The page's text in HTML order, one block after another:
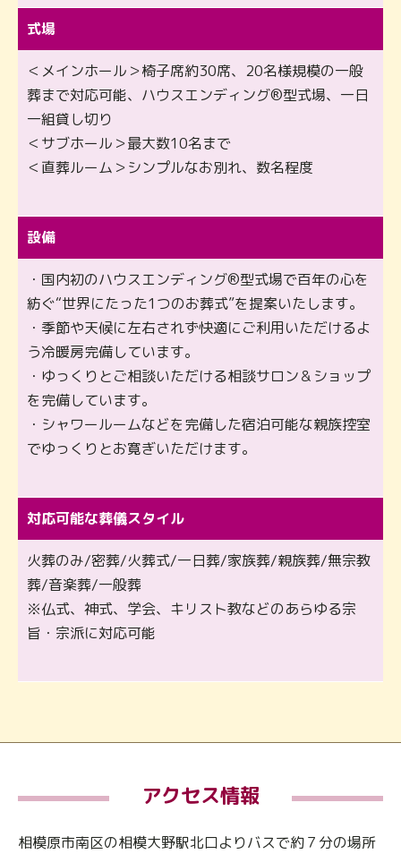
式場
＜メインホール＞椅子席約30席、20名様規模の一般
葬まで対応可能、ハウスエンディング®型式場、一日
一組貸し切り
＜サブホール＞最大数10名まで
＜直葬ルーム＞シンプルなお別れ、数名程度
設備
・国内初のハウスエンディング®型式場で百年の心を
紡ぐ“世界にたった1つのお葬式”を提案いたします。
・季節や天候に左右されず快適にご利用いただけるよ
う冷暖房完備しています。
・ゆっくりとご相談いただける相談サロン＆ショップ
を完備しています。
・シャワールームなどを完備した宿泊可能な親族控室
でゆっくりとお寛ぎいただけます。
対応可能な葬儀スタイル
火葬のみ/密葬/火葬式/一日葬/家族葬/親族葬/無宗教
葬/音楽葬/一般葬
※仏式、神式、学会、キリスト教などのあらゆる宗
旨・宗派に対応可能
アクセス情報
相模原市南区の相模大野駅北口よりバスで約７分の場所